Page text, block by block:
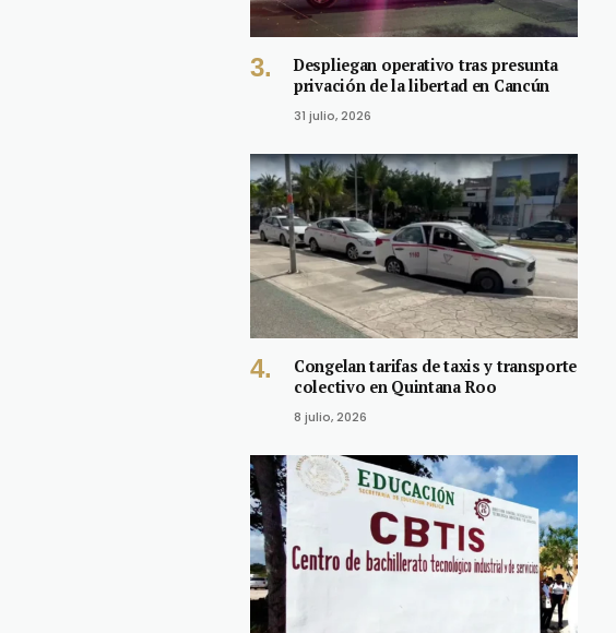
Despliegan operativo tras presunta
privación de la libertad en Cancún
31 julio, 2026
Congelan tarifas de taxis y transporte
colectivo en Quintana Roo
8 julio, 2026